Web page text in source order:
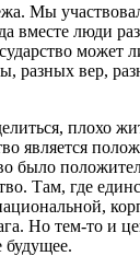
Мы
люди
разных вер,
плохо
является
было
Там, где
Но тем-то и
будущее.